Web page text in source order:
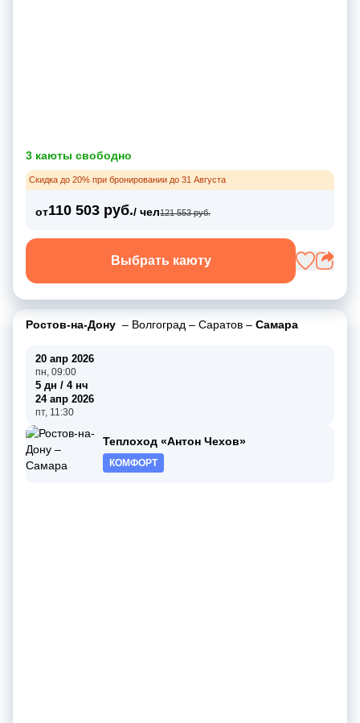
3 каюты свободно
Скидка до 20% при бронировании до 31 Августа
от110 503 руб./ чел121 553 руб.
Выбрать каюту
Ростов-на-Дону – Волгоград – Саратов – Самара
20 апр 2026
пн, 09:00
5 дн / 4 нч
24 апр 2026
пт, 11:30
Теплоход «Антон Чехов»
КОМФОРТ